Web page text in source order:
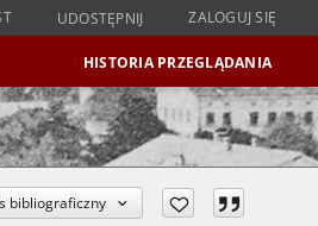
UDOSTĘPNIJ ZALOGUJ SIĘ
HISTORIA PRZEGLĄDANIA
bibliograficzny